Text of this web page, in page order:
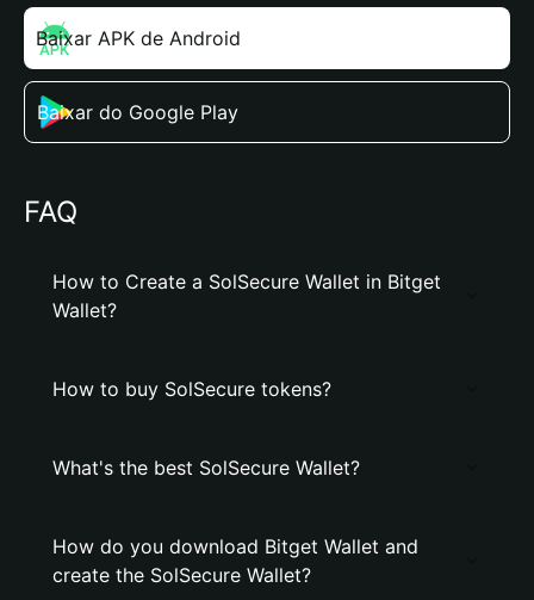
Baixar APK de Android
Baixar do Google Play
FAQ
How to Create a SolSecure Wallet in Bitget
Wallet?
How to buy SolSecure tokens?
What's the best SolSecure Wallet?
How do you download Bitget Wallet and
create the SolSecure Wallet?